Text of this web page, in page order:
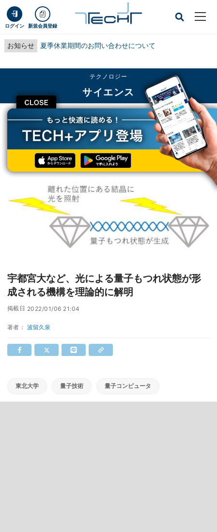
ログイン 新規会員登録
お知らせ 夏季休業期間のお問い合わせについて
CLOSE
テクノロジー
サイエンス
TECH+ テクノロジー
サイエンス
宇都宮大など、光による量子もつれ状態が形成される機構を理論的に解明
宇都宮大など、光による量子もつれ状態が形
成される機構を理論的に解明
掲載日 2022/01/06 21:04
著者： 波留久泉
東北大学 量子技術 量子コンピュータ